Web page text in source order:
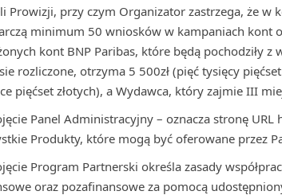
Prowizji, przy czym Organizator zastrzega, że
minimum 50 wniosków w kampaniach kont
kont BNP Paribas, które będą pochodziły
rozliczone, otrzyma 5 500zł (pięć tysięcy
pięćset złotych), a Wydawca, który zajmie III
Panel Administracyjny – oznacza stronę
Produkty, które mogą być oferowane przez
Program Partnerski określa zasady
oraz pozafinansowe za pomocą